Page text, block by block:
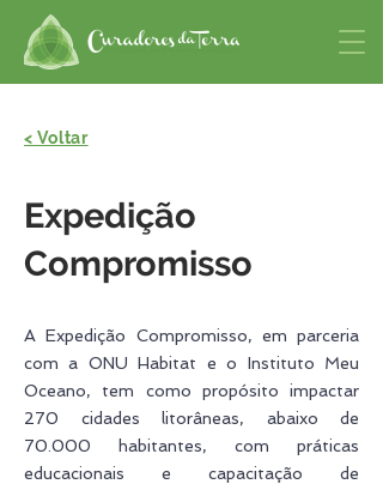
< Voltar
Expedição
Compromisso
A Expedição Compromisso, em parceria
com a ONU Habitat e o Instituto Meu
Oceano, tem como propósito impactar
270 cidades litorâneas, abaixo de
70.000 habitantes, com práticas
educacionais e capacitação de